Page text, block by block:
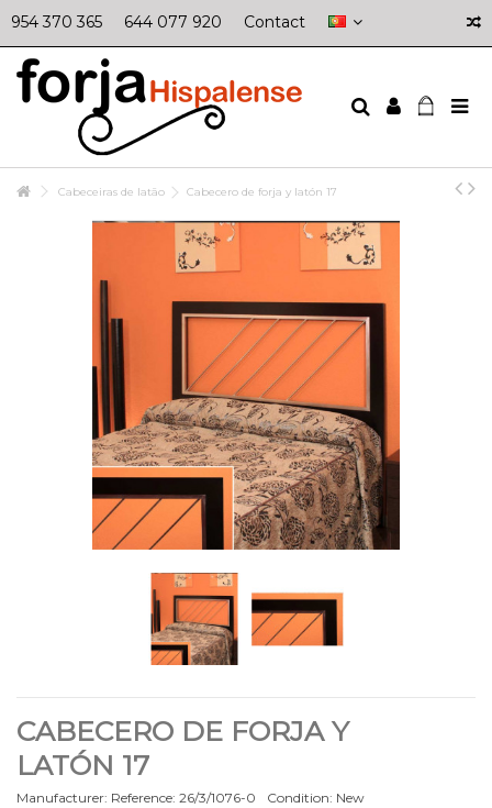
954 370 365 644 077 920 Contact
Cabeceiras de latão Cabecero de forja y latón 17
CABECERO DE FORJA Y
LATÓN 17
Manufacturer: Reference: 26/3/1076-0 Condition: New